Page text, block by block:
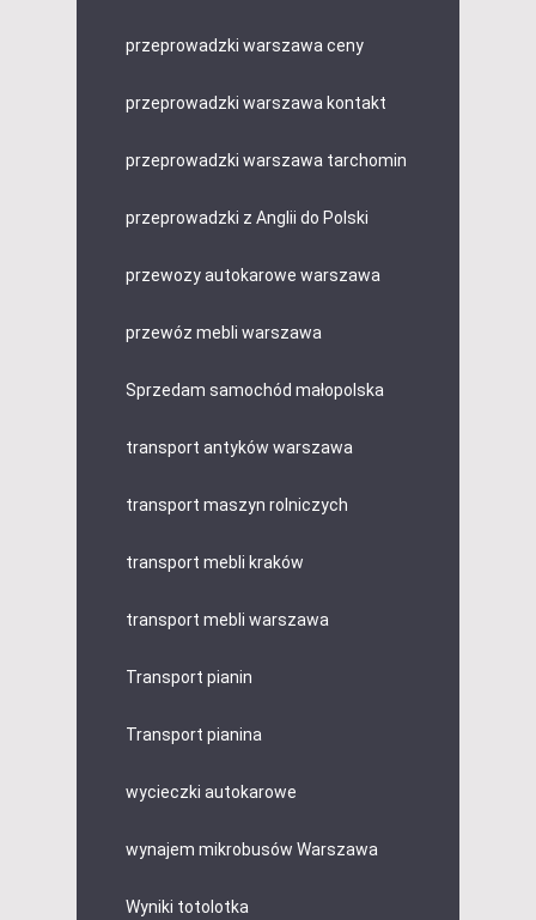
przeprowadzki warszawa ceny
przeprowadzki warszawa kontakt
przeprowadzki warszawa tarchomin
przeprowadzki z Anglii do Polski
przewozy autokarowe warszawa
przewóz mebli warszawa
Sprzedam samochód małopolska
transport antyków warszawa
transport maszyn rolniczych
transport mebli kraków
transport mebli warszawa
Transport pianin
Transport pianina
wycieczki autokarowe
wynajem mikrobusów Warszawa
Wyniki totolotka